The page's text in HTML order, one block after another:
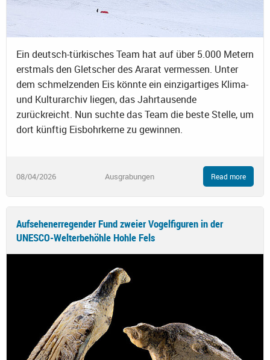
Ein deutsch-türkisches Team hat auf über 5.000 Metern
erstmals den Gletscher des Ararat vermessen. Unter
dem schmelzenden Eis könnte ein einzigartiges Klima-
und Kulturarchiv liegen, das Jahrtausende
zurückreicht. Nun suchte das Team die beste Stelle, um
dort künftig Eisbohrkerne zu gewinnen.
08/04/2026 Ausgrabungen Read more
Aufsehenerregender Fund zweier Vogelfiguren in der
UNESCO-Welterbehöhle Hohle Fels